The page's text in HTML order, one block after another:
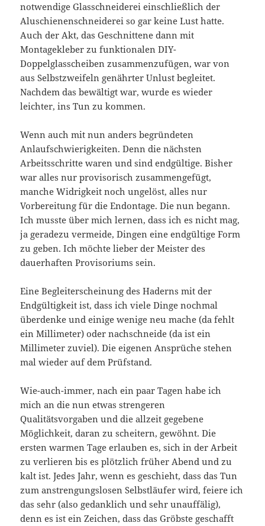
notwendige Glasschneiderei einschließlich der
Aluschienenschneiderei so gar keine Lust hatte.
Auch der Akt, das Geschnittene dann mit
Montagekleber zu funktionalen DIY-
Doppelglasscheiben zusammenzufügen, war von
aus Selbstzweifeln genährter Unlust begleitet.
Nachdem das bewältigt war, wurde es wieder
leichter, ins Tun zu kommen.
Wenn auch mit nun anders begründeten
Anlaufschwierigkeiten. Denn die nächsten
Arbeitsschritte waren und sind endgültige. Bisher
war alles nur provisorisch zusammengefügt,
manche Widrigkeit noch ungelöst, alles nur
Vorbereitung für die Endontage. Die nun begann.
Ich musste über mich lernen, dass ich es nicht mag,
ja geradezu vermeide, Dingen eine endgültige Form
zu geben. Ich möchte lieber der Meister des
dauerhaften Provisoriums sein.
Eine Begleiterscheinung des Haderns mit der
Endgültigkeit ist, dass ich viele Dinge nochmal
überdenke und einige wenige neu mache (da fehlt
ein Millimeter) oder nachschneide (da ist ein
Millimeter zuviel). Die eigenen Ansprüche stehen
mal wieder auf dem Prüfstand.
Wie-auch-immer, nach ein paar Tagen habe ich
mich an die nun etwas strengeren
Qualitätsvorgaben und die allzeit gegebene
Möglichkeit, daran zu scheitern, gewöhnt. Die
ersten warmen Tage erlauben es, sich in der Arbeit
zu verlieren bis es plötzlich früher Abend und zu
kalt ist. Jedes Jahr, wenn es geschieht, dass das Tun
zum anstrengungslosen Selbstläufer wird, feiere ich
das sehr (also gedanklich und sehr unauffälig),
denn es ist ein Zeichen, dass das Gröbste geschafft